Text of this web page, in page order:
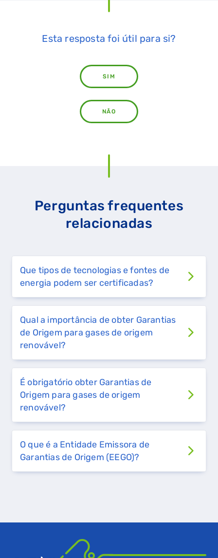
Esta resposta foi útil para si?
SIM
NÃO
Perguntas frequentes
relacionadas
Que tipos de tecnologias e fontes de
energia podem ser certificadas?
Qual a importância de obter Garantias
de Origem para gases de origem
renovável?
É obrigatório obter Garantias de
Origem para gases de origem
renovável?
O que é a Entidade Emissora de
Garantias de Origem (EEGO)?
GASES RENOVÁVEIS